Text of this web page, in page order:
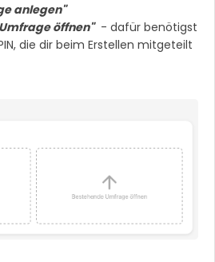
anlegen"
öffnen"- dafür benötigst
die dir beim Erstellen mitgeteilt